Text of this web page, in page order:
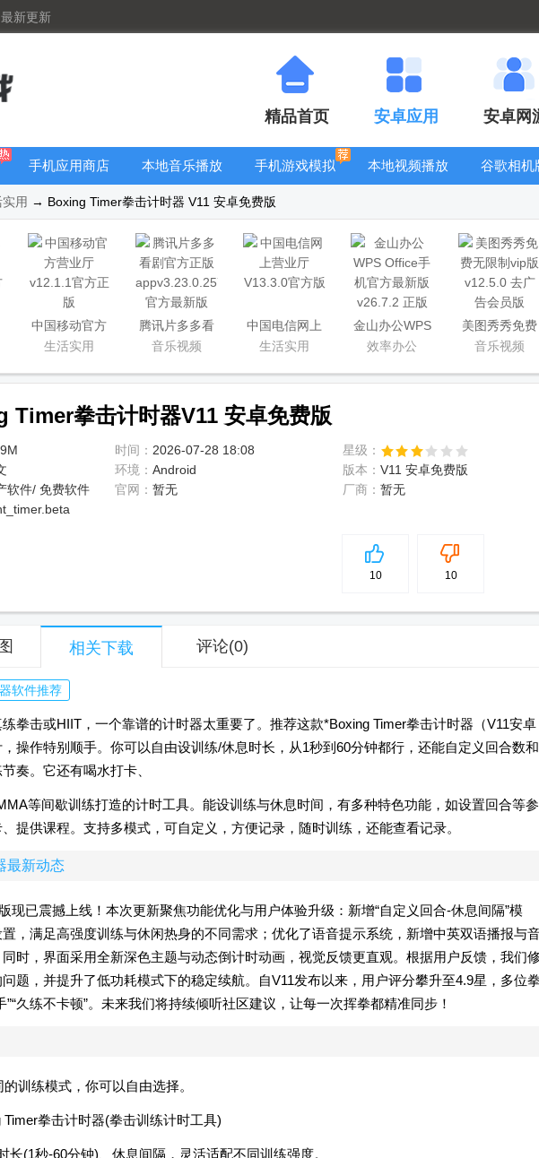
最新更新
精品首页 安卓应用 安卓网
手机应用商店
本地音乐播放
器
手机游戏模拟
器安卓版合集
本地视频播放
谷歌相机
用 → Boxing Timer拳击计时器 V11 安卓免费版
中国移动官方
营业厅
生活实用
腾讯片多多看
剧官方正版
音乐视频
中国电信网上
营业厅
生活实用
金山办公WPS
Office手机官
效率办公
美图秀秀免费
无限制vip版
音乐视频
Timer拳击计时器V11 安卓免费版
时间： 2026-07-28 18:08
星级：
环境： Android 版本： V11 安卓免费版
软件/ 免费软件 官网： 暂无 厂商： 暂无
5
10 10
相关下载 评论(0)
软件推荐
拳击或HIIT，一个靠谱的计时器太重要了。推荐这款*Boxing Timer拳击计时器（V11安卓
操作特别顺手。你可以自由设训练/休息时长，从1秒到60分钟都行，还能自定义回合数和
奏。它还有喝水打卡、
等间歇训练打造的计时工具。能设训练与休息时间，有多种特色功能，如设置回合等参
提供课程。支持多模式，可自定义，方便记录，随时训练，还能查看记录。
最新动态
现已震撼上线！本次更新聚焦功能优化与用户体验升级：新增“自定义回合-休息间隔”模
，满足高强度训练与休闲热身的不同需求；优化了语音提示系统，新增中英双语播报与
时，界面采用全新深色主题与动态倒计时动画，视觉反馈更直观。根据用户反馈，我们
题，并提升了低功耗模式下的稳定续航。自V11发布以来，用户评分攀升至4.9星，多位
久练不卡顿”。未来我们将持续倾听社区建议，让每一次挥拳都精准同步！
训练模式，你可以自由选择。
长(1秒-60分钟)、休息间隔，灵活适配不同训练强度。